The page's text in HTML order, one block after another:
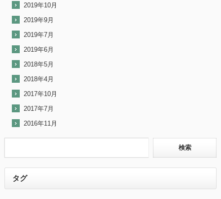
2019年10月
2019年9月
2019年7月
2019年6月
2018年5月
2018年4月
2017年10月
2017年7月
2016年11月
タグ